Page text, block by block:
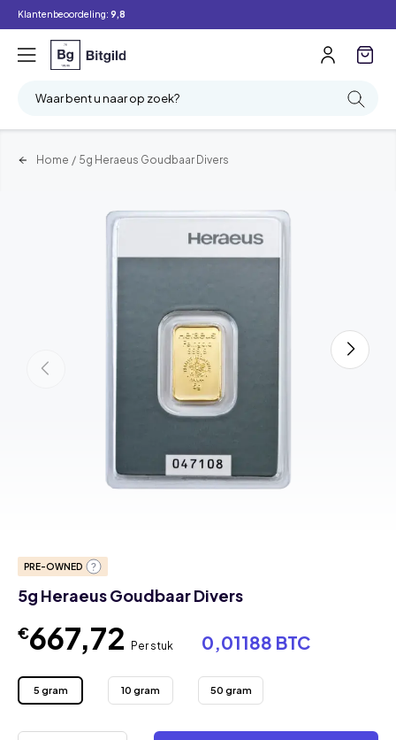
Klantenbeoordeling: 9,8
Waar bent u naar op zoek?
Home / 5g Heraeus Goudbaar Divers
PRE-OWNED
5g Heraeus Goudbaar Divers
€667,72 Per stuk 0,01188 BTC
5 gram 10 gram 50 gram